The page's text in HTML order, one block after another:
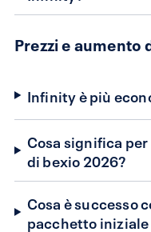
Prezzi e aumento
Infinity è più
Cosa significa
di bexio 2026?
Cosa è successo
pacchetto iniziale